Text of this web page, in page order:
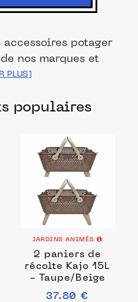
accessoires potager
nos marques et
Des produits
pour prendre soin
populaires
JARDINS ANIMÉS
2 paniers de
récolte Kajo 15L
- Taupe/Beige
37.80 €